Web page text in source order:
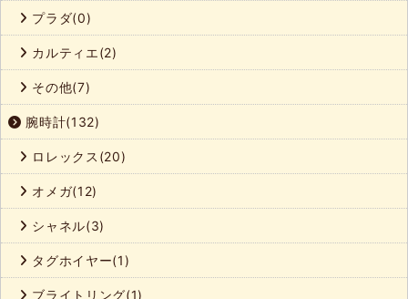
プラダ(0)
カルティエ(2)
その他(7)
腕時計(132)
ロレックス(20)
オメガ(12)
シャネル(3)
タグホイヤー(1)
ブライトリング(1)